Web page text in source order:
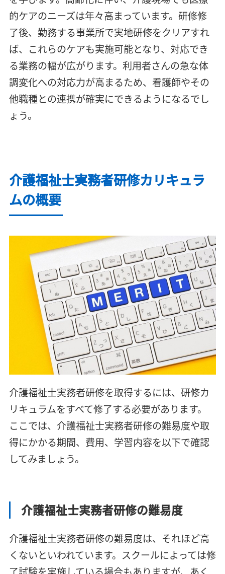
的ケアのニーズは年々高まっています。研修修
了後、勤務する事業所で実地研修をクリアすれ
ば、これらのケアも実施可能となり、対応でき
る業務の幅が広がります。利用者さんの急な体
調変化への対応力が高まるため、看護師やその
他職種との連携が確実にできるようになるでし
ょう。
介護福祉士実務者研修カリキュラ
ムの概要
介護福祉士実務者研修を取得するには、研修カ
リキュラムをすべて修了する必要があります。
ここでは、介護福祉士実務者研修の難易度や取
得にかかる期間、費用、学習内容を以下で確認
してみましょう。
介護福祉士実務者研修の難易度
介護福祉士実務者研修の難易度は、それほど高
くないといわれています。スクールによっては修